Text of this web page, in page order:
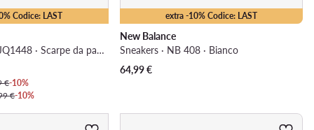
Codice: LAST
Dropset Control JQ1448 · Scarpe da palestra
€-10%
€-10%
extra -10% Codice: LAST
New Balance
Sneakers · NB 408 · Bianco
64,99€